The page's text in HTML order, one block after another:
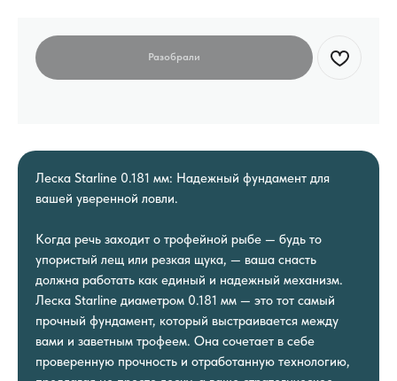
Леска Starline 0.181 мм: Надежный фундамент для
вашей уверенной ловли.
Когда речь заходит о трофейной рыбе — будь то
упористый лещ или резкая щука, — ваша снасть
должна работать как единый и надежный механизм.
Леска Starline диаметром 0.181 мм — это тот самый
прочный фундамент, который выстраивается между
вами и заветным трофеем. Она сочетает в себе
проверенную прочность и отработанную технологию,